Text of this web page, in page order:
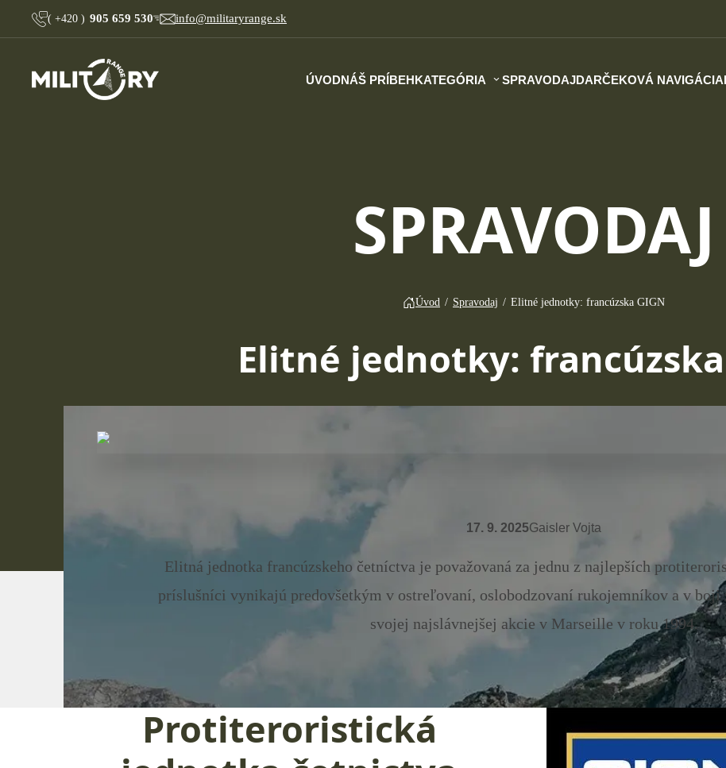
( +420 ) 905 659 530 info@militaryrange.sk
ÚVODNÁŠ PRÍBEHKATEGÓRIA SPRAVODAJDARČEKOVÁ NAVIGÁCIA
SPRAVODAJ
Úvod / Spravodaj / Elitné jednotky: francúzska GIGN
Elitné jednotky: francúzska
17. 9. 2025Gaisler Vojta
Elitná jednotka francúzskeho četníctva je považovaná za jednu z najlepších
príslušníci vynikajú predovšetkým v ostreľovaní, oslobodzovaní rukojemníkov a v boji
svojej najslávnejšej akcie v Marseille v roku 1994.
Protiteroristická